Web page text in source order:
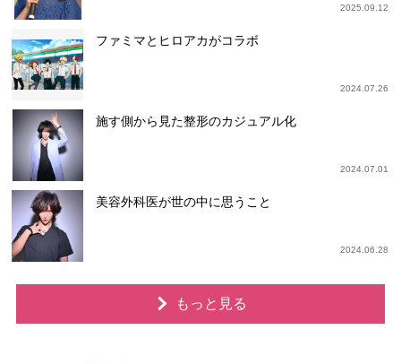
2025.09.12
ファミマとヒロアカがコラボ
2024.07.26
施す側から見た整形のカジュアル化
2024.07.01
美容外科医が世の中に思うこと
2024.06.28
もっと見る